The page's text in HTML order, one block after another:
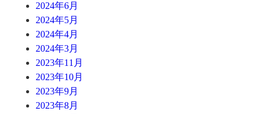
2024年6月
2024年5月
2024年4月
2024年3月
2023年11月
2023年10月
2023年9月
2023年8月